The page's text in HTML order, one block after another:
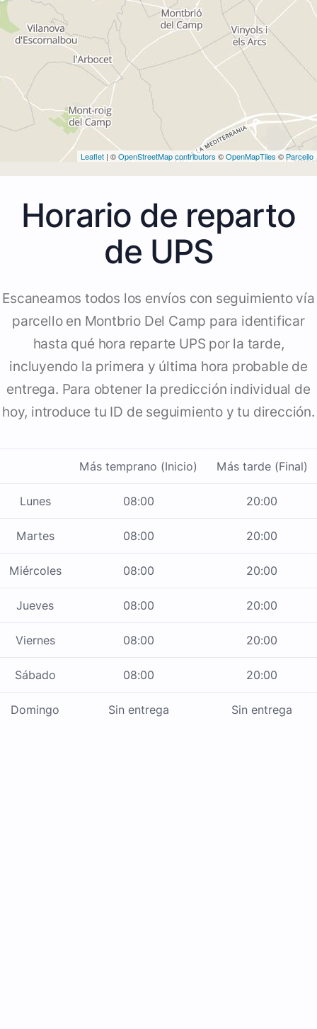
Leaflet | ©OpenStreetMap contributors ©OpenMapTiles © Parcello
Horario de reparto
de UPS
Escaneamos todos los envíos con seguimiento vía
parcello en Montbrio Del Camp para identificar
hasta qué hora reparte UPS por la tarde,
incluyendo la primera y última hora probable de
entrega. Para obtener la predicción individual de
hoy, introduce tu ID de seguimiento y tu dirección.
Más temprano (Inicio) Más tarde (Final)
Lunes 08:00 20:00
Martes 08:00 20:00
Miércoles 08:00 20:00
Jueves 08:00 20:00
Viernes 08:00 20:00
Sábado 08:00 20:00
Domingo Sin entrega Sin entrega